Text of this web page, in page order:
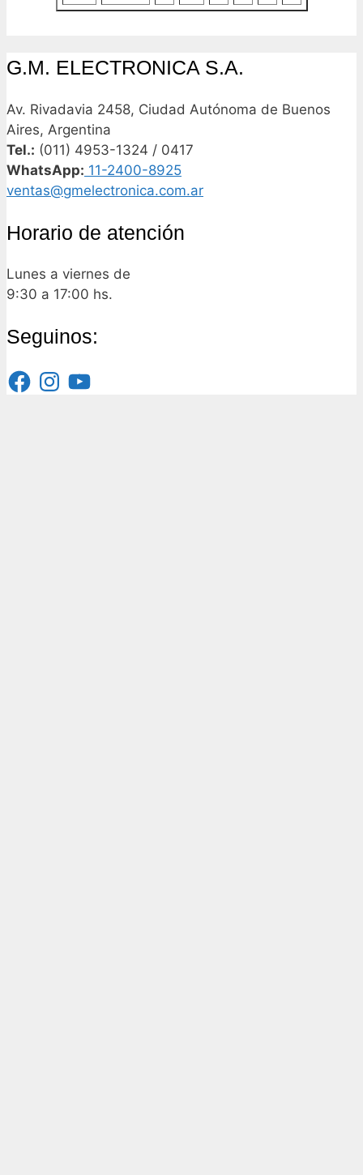
G.M. ELECTRONICA S.A.
Av. Rivadavia 2458, Ciudad Autónoma de Buenos
Aires, Argentina
Tel.: (011) 4953-1324 / 0417
WhatsApp: 11-2400-8925
ventas@gmelectronica.com.ar
Horario de atención
Lunes a viernes de
9:30 a 17:00 hs.
Seguinos:
Facebook
InstagramYouTube